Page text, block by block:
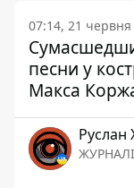
07:14, 21 червня
песни у
Макса
Руслан